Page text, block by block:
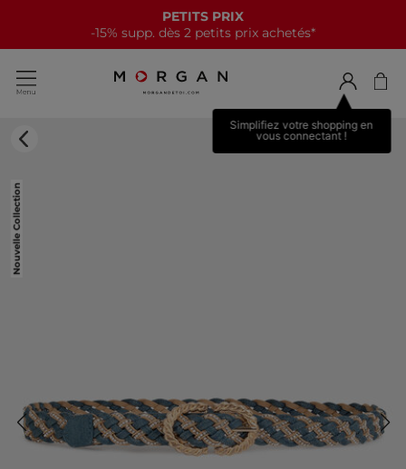
PETITS PRIX
-15% supp. dès 2 petits prix achetés*
Simplifiez votre shopping en
vous connectant !
Nouvelle Collection